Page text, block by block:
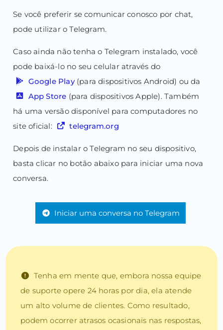
Se você preferir se comunicar conosco por chat,
pode utilizar o Telegram.
Caso ainda não tenha o Telegram instalado, você
pode baixá-lo no seu celular através do
Google Play(para dispositivos Android) ou da
App Store (para dispositivos Apple). Também
há uma versão disponível para computadores no
site oficial:
telegram.org
Depois de instalar o Telegram no seu dispositivo,
basta clicar no botão abaixo para iniciar uma nova
conversa.
Iniciar uma conversa no Telegram
Tenha em mente que, embora nossa equipe
de suporte opere 24 horas por dia, ela atende
um alto volume de clientes. Como resultado,
podem ocorrer atrasos ocasionais nas respostas,